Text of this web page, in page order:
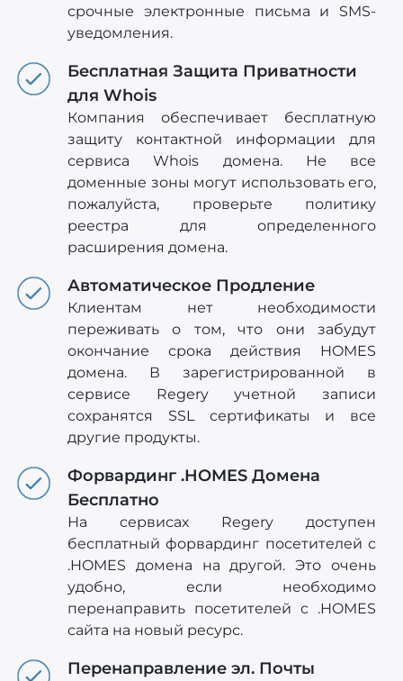
срочные электронные письма и SMS-
уведомления.
Бесплатная Защита Приватности
для Whois
Компания обеспечивает бесплатную
защиту контактной информации для
сервиса Whois домена. Не все
доменные зоны могут использовать его,
пожалуйста, проверьте политику
реестра для определенного
расширения домена.
Автоматическое Продление
Клиентам нет необходимости
переживать о том, что они забудут
окончание срока действия HOMES
домена. В зарегистрированной в
сервисе Regery учетной записи
сохранятся SSL сертификаты и все
другие продукты.
Форвардинг .HOMES Домена
Бесплатно
На сервисах Regery доступен
бесплатный форвардинг посетителей с
.HOMES домена на другой. Это очень
удобно, если необходимо
перенаправить посетителей c .HOMES
сайта на новый ресурс.
Перенаправление эл. Почты